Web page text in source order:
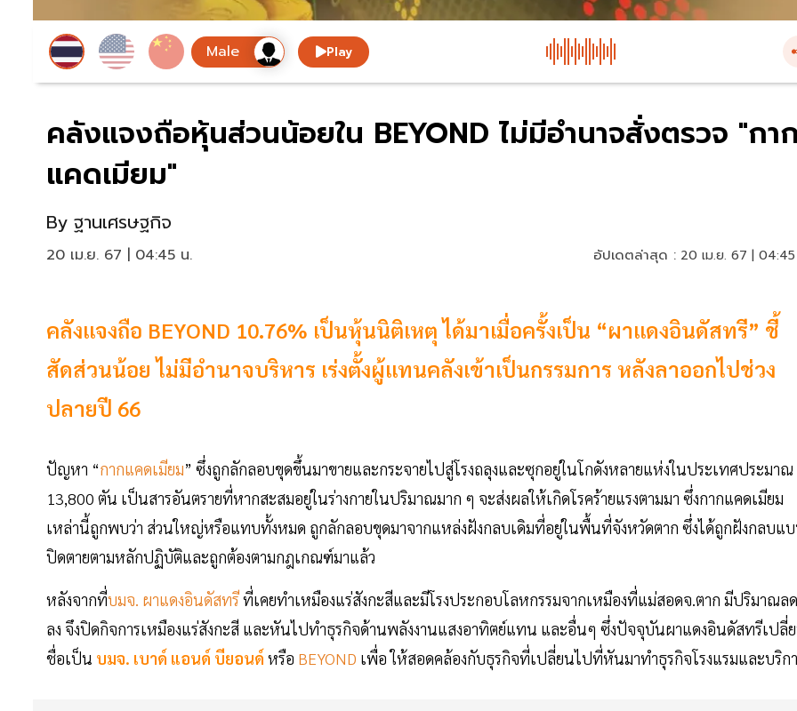
Play
คลังแจงถือหุ้นส่วนน้อยใน BEYOND ไม่มีอำนาจสั่งตรวจ "กาก
แคดเมียม"
By ฐานเศรษฐกิจ
20 เม.ย. 67 | 04:45 น. อัปเดตล่าสุด : 20 เม.ย. 67 |
คลังแจงถือ BEYOND 10.76% เป็นหุ้นนิติเหตุ ได้มาเมื่อครั้งเป็น “ผาแดงอินดัสทรี” ชี้
สัดส่วนน้อย ไม่มีอำนาจบริหาร เร่งตั้งผู้แทนคลังเข้าเป็นกรรมการ หลังลาออกไปช่วง
ปลายปี 66
ปัญหา “กากแคดเมียม” ซึ่งถูกลักลอบขุดขึ้นมาขายและกระจายไปสู่โรงถลุงและซุกอยู่ในโกดังหลายแห่งในประเทศประมาณ
13,800 ตัน เป็นสารอันตรายที่หากสะสมอยู่ในร่างกายในปริมาณมาก ๆ จะส่งผลให้เกิดโรคร้ายแรงตามมา ซึ่งกากแคดเมียม
เหล่านี้ถูกพบว่า ส่วนใหญ่หรือแทบทั้งหมด ถูกลักลอบขุดมาจากแหล่งฝังกลบเดิมที่อยู่ในพื้นที่จังหวัดตาก ซึ่งได้ถูกฝังกลบแ
ปิดตายตามหลักปฏิบัติและถูกต้องตามกฎเกณฑ์มาแล้ว
หลังจากที่บมจ. ผาแดงอินดัสทรีที่เคยทำเหมืองแร่สังกะสีและมีโรงประกอบโลหกรรมจากเหมืองที่แม่สอดจ.ตาก มีปริมาณลด
ลง จึงปิดกิจการเหมืองแร่สังกะสี และหันไปทำธุรกิจด้านพลังงานแสงอาทิตย์แทน และอื่นๆ ซึ่งปัจจุบันผาแดงอินดัสทรีเปลี่
ชื่อเป็น บมจ. เบาด์ แอนด์ บียอนด์ หรือ BEYOND เพื่อ ให้สอดคล้องกับธุรกิจที่เปลี่ยนไปที่หันมาทำธุรกิจโรงแรมและบริก